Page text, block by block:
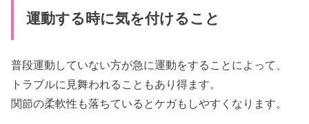
運動する時に気を付けること
普段運動していない方が急に運動をすることによって、
トラブルに見舞われることもあり得ます。
関節の柔軟性も落ちているとケガもしやすくなります。